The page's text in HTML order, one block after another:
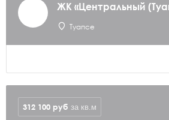
ЖК «Центральный
Туапсе
312 100 руб за кв.м